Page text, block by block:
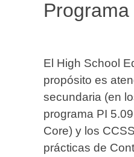
El High School
propósito es
secundaria (en
programa PI
Core) y los
prácticas de